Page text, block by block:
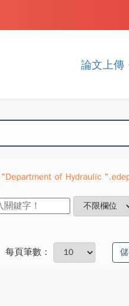
論文上傳
"Department of Hydraulic
每頁筆數：